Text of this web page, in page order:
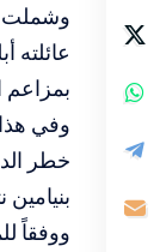
وشملت
عائلته
بمزاعم
وفي هذا
خطر
ووفقاً